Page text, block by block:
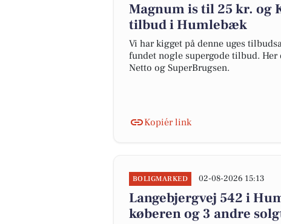
Magnum is til 25 kr. og
tilbud i Humlebæk
Vi har kigget på denne uges
fundet nogle supergode tilbud.
Netto og SuperBrugsen.
Kopiér link
BOLIGMARKED 02-08-2026 15:13
Langebjergvej 542 i
køberen og 3 andre